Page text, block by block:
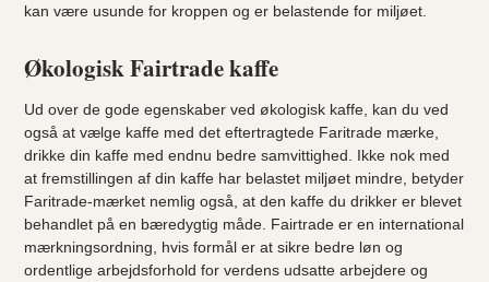
kan være usunde for kroppen og er belastende for miljøet.
Økologisk Fairtrade kaffe
Ud over de gode egenskaber ved økologisk kaffe, kan du ved
også at vælge kaffe med det eftertragtede Faritrade mærke,
drikke din kaffe med endnu bedre samvittighed. Ikke nok med
at fremstillingen af din kaffe har belastet miljøet mindre, betyder
Faritrade-mærket nemlig også, at den kaffe du drikker er blevet
behandlet på en bæredygtig måde. Fairtrade er en international
mærkningsordning, hvis formål er at sikre bedre løn og
ordentlige arbejdsforhold for verdens udsatte arbejdere og